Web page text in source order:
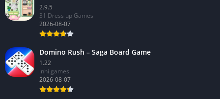
2.9.5
31 Dress up Games
2026-08-07
Domino Rush – Saga Board Game
1.22
inhi games
2026-08-07